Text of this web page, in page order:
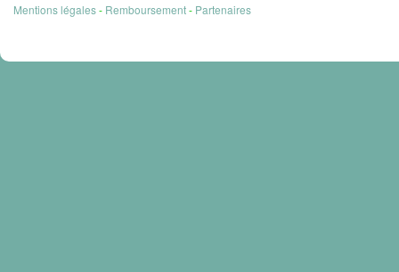
Mentions légales- Remboursement- Partenaires